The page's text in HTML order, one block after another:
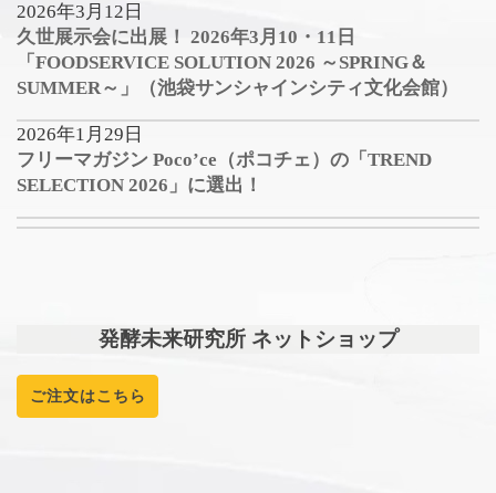
2026年3月12日
久世展示会に出展！ 2026年3月10・11日
「FOODSERVICE SOLUTION 2026 ～SPRING＆
SUMMER～」（池袋サンシャインシティ文化会館）
2026年1月29日
フリーマガジン Poco’ce（ポコチェ）の「TREND
SELECTION 2026」に選出！
発酵未来研究所 ネットショップ
ご注文はこちら